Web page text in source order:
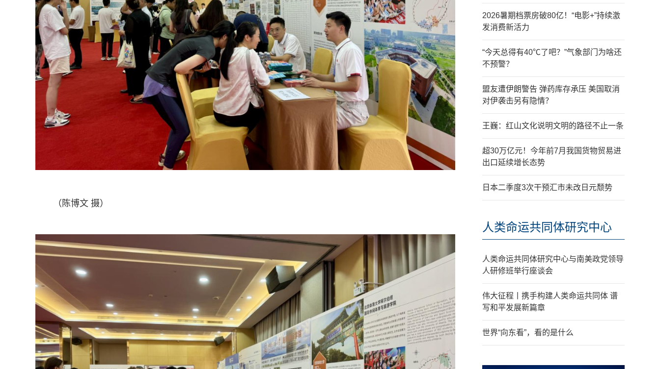
（陈博文 摄）
2026暑期档票房破80亿！“电影+”持续激
发消费新活力
“今天总得有40℃了吧？”气象部门为啥还
不预警？
盟友遭伊朗警告 弹药库存承压 美国取消
对伊袭击另有隐情？
王巍：红山文化说明文明的路径不止一条
超30万亿元！今年前7月我国货物贸易进
出口延续增长态势
日本二季度3次干预汇市未改日元颓势
人类命运共同体研究中心
人类命运共同体研究中心与南美政党领导
人研修班举行座谈会
伟大征程丨携手构建人类命运共同体 谱
写和平发展新篇章
世界“向东看”，看的是什么